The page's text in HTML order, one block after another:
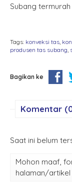
Subang
Tags: konveksi tas,
produsen tas subang,
Bagikan ke
Komentar
Saat ini belum
Mohon maaf,
halaman/artikel